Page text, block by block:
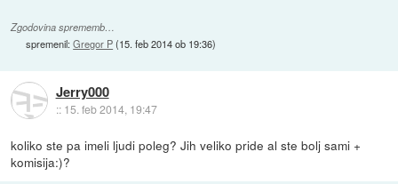
Zgodovina sprememb…
spremenil:Gregor P(15. feb 2014 ob 19:36)
Jerry000
:: 15. feb 2014, 19:47
koliko ste pa imeli ljudi poleg? Jih veliko pride al ste bolj sami +
komisija:)?